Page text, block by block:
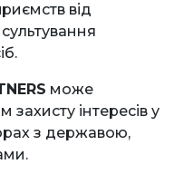
від
може
інтересів у
з державою,